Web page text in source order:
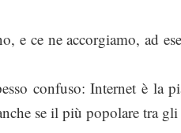
e ce ne accorgiamo, ad
confuso: Internet è la
se il più popolare tra